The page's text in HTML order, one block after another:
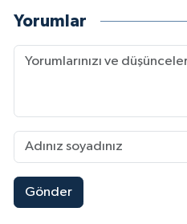
Yorumlar
Gönder